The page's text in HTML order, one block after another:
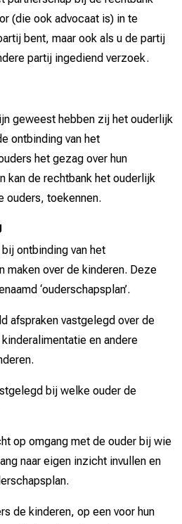
voor de procedure) eens zijn
zij, met behulp van een
van het partnerschap
deze afspraken tot stand met
Die afspraken worden
worden geregeld, bijvoorbeeld
partneralimentatie, de verdeling
van de
over deskundige
of als ontbindingsmediator
(die ook advocaat is) in te
bent, maar ook als u de partij
partij ingediend verzoek.
geweest hebben zij het ouderlijk
ontbinding van het
het gezag over hun
kan de rechtbank het ouderlijk
ouders, toekennen.
ontbinding van het
maken over de kinderen. Deze
‘ouderschapsplan’.
afspraken vastgelegd over de
en andere
bij welke ouder de
op omgang met de ouder bij wie
naar eigen inzicht invullen en
de kinderen, op een voor hun